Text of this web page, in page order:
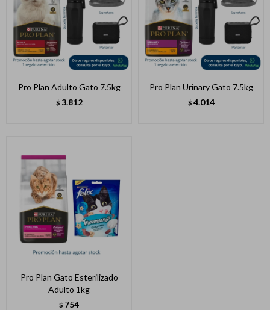
Pro Plan Adulto Gato 7.5kg
$ 3.812
Pro Plan Urinary Gato 7.5kg
$ 4.014
Pro Plan Gato Esterilizado
Adulto 1kg
$ 754